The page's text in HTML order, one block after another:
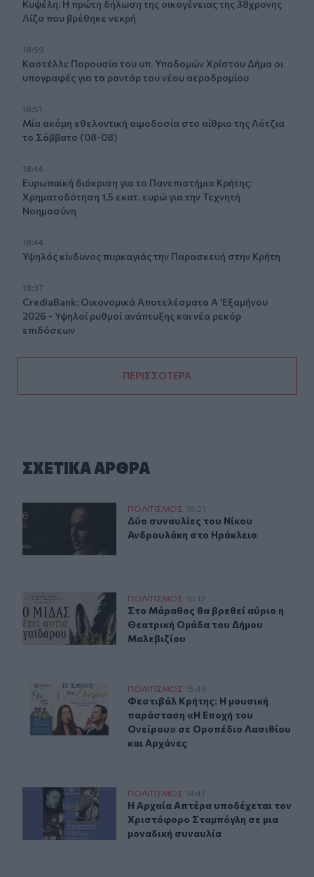
Κυψέλη: Η πρώτη δήλωση της οικογένειας της 38χρονης
Λίζα που βρέθηκε νεκρή
18:59
Καστέλλι: Παρουσία του υπ. Υποδομών Χρίστου Δήμα οι
υπογραφές για τα ραντάρ του νέου αεροδρομίου
18:51
Μία ακόμη εθελοντική αιμοδοσία στο αίθριο της Λότζια
το Σάββατο (08-08)
18:44
Ευρωπαϊκή διάκριση για το Πανεπιστήμιο Κρήτης:
Χρηματοδότηση 1,5 εκατ. ευρώ για την Τεχνητή
Νοημοσύνη
18:44
Υψηλός κίνδυνος πυρκαγιάς την Παρασκευή στην Κρήτη
18:37
CrediaBank: Οικονομικά Αποτελέσματα A ’Εξαμήνου
2026 - Υψηλοί ρυθμοί ανάπτυξης και νέα ρεκόρ
επιδόσεων
ΠΕΡΙΣΣΟΤΕΡΑ
ΣΧΕΤΙΚA AΡΘΡΑ
Δύο συναυλίες του Νίκου Ανδρουλάκη στο Ηράκλειο
ΠΟΛΙΤΙΣΜΟΣ 16:21
Δύο συναυλίες του Νίκου
Δύο συναυλίες του Νίκου
Ανδρουλάκη στο Ηράκλειο
Στο Μάραθος θα βρεθεί αύριο η Θεατρική Ομάδα του
ΠΟΛΙΤΙΣΜΟΣ 16:13
Στο Μάραθος θα βρεθεί αύριο η
Στο Μάραθος θα βρεθεί αύριο η
Θεατρική Ομάδα του Δήμου
Μαλεβιζίου
Φεστιβάλ Κρήτης: Η μουσική παράσταση «Η Εποχή
ΠΟΛΙΤΙΣΜΟΣ 15:49
Φεστιβάλ Κρήτης: Η μουσική
Φεστιβάλ Κρήτης: Η μουσική
παράσταση «Η Εποχή του
Ονείρου» σε Οροπέδιο Λασιθίου
και Αρχάνες
Μουσική βραδιά στην Αρχαία Απτέρα με τον
ΠΟΛΙΤΙΣΜΟΣ 14:41
Η Αρχαία Απτέρα υποδέχεται τον
Η Αρχαία Απτέρα υποδέχεται τον
Χριστόφορο Σταμπόγλη σε μια
μοναδική συναυλία